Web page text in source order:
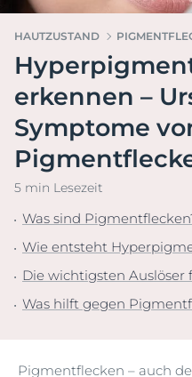
HAUTZUSTAND
erkennen –
Symptome
5 min Lesezeit
Was sind
Wie entsteht
Die wichtigsten
Was hilft gegen
Pigmentflecken – auch